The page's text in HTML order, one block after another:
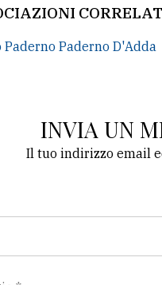
Paderno Paderno D'Adda
INVIA UN
Il tuo indirizzo email